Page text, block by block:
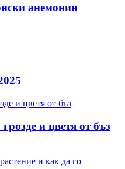
анемонии
и цветя от бъз